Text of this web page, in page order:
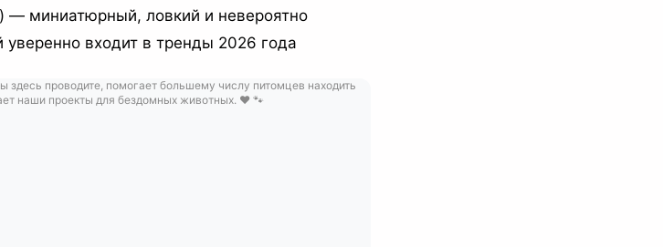
— миниатюрный, ловкий и невероятно
входит в тренды 2026 года
здесь проводите, помогает большему числу питомцев находить
наши проекты для бездомных животных. ❤️ 🐾